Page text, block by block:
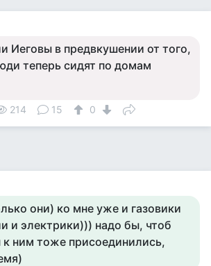
Иеговы в предвкушении от того,
теперь сидят по домам
214 15 0
они) ко мне уже и газовики
и электрики))) надо бы, чтоб
к ним тоже присоединились,